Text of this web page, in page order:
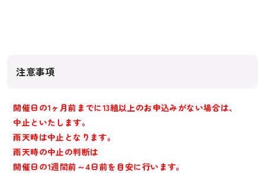
注意事項
開催日の1ヶ月前までに13組以上のお申込みがない場合は、
中止といたします。
雨天時は中止となります。
雨天時の中止の判断は
開催日の1週間前～4日前を目安に行います。